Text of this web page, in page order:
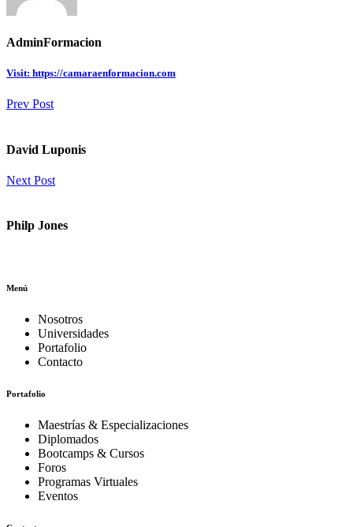
AdminFormacion
Visit: https://camaraenformacion.com
Prev Post
David Luponis
Next Post
Philp Jones
Menú
Nosotros
Universidades
Portafolio
Contacto
Portafolio
Maestrías & Especializaciones
Diplomados
Bootcamps & Cursos
Foros
Programas Virtuales
Eventos